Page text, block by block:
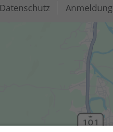
Datenschutz Anmeldung